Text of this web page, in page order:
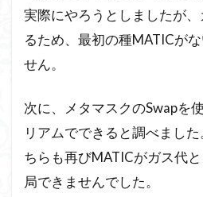
実際にやろうとしましたが
るため、最初の種MATICが
せん。
次に、メタマスクのSwapを
リアムでできると調べまし
ちらも再びMATICがガス代
局できませんでした。